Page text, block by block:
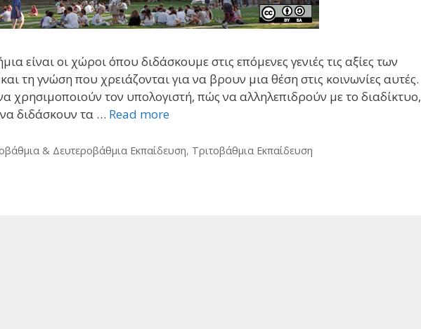
είναι οι χώροι όπου διδάσκουμε στις επόμενες γενιές τις αξίες των
τη γνώση που χρειάζονται για να βρουν μια θέση στις κοινωνίες αυτές.
χρησιμοποιούν τον υπολογιστή, πώς να αλληλεπιδρούν με το διαδίκτυο,
διδάσκουν τα … Read more
& Δευτεροβάθμια Εκπαίδευση, Τριτοβάθμια Εκπαίδευση